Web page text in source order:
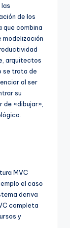
de los
que combina
modelización
arquitectos
se trata de
al ser
su
de «dibujar»,
MVC
el caso
deriva
completa
y